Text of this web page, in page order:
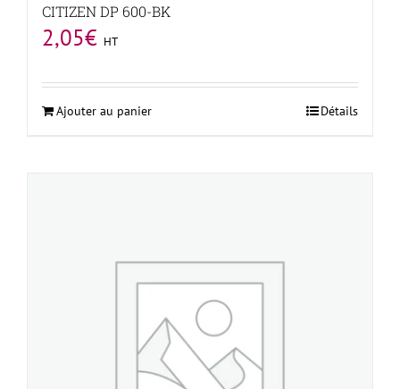
CITIZEN DP 600-BK
2,05€ HT
Ajouter au panier Détails